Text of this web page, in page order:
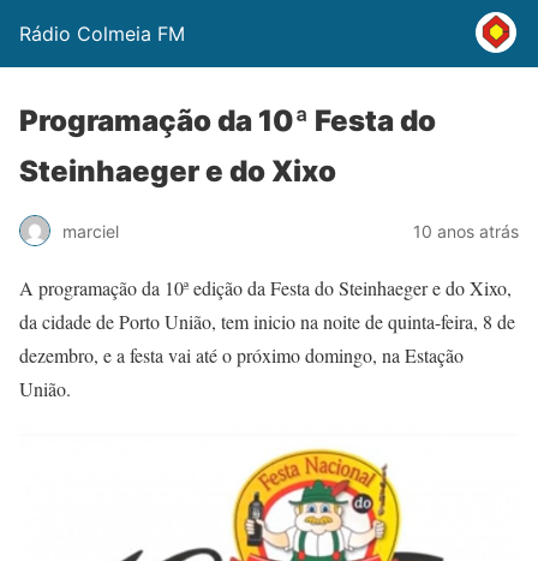
Rádio Colmeia FM
Programação da 10ª Festa do
Steinhaeger e do Xixo
marciel 10 anos atrás
A programação da 10ª edição da Festa do Steinhaeger e do Xixo,
da cidade de Porto União, tem inicio na noite de quinta-feira, 8 de
dezembro, e a festa vai até o próximo domingo, na Estação
União.